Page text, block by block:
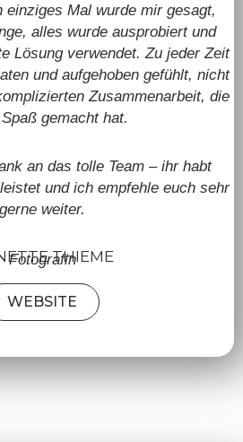
Mal wurde mir gesagt,
alles wurde ausprobiert und
Lösung verwendet. Zu jeder Zeit
und aufgehoben gefühlt, nicht
Zusammenarbeit, die
gemacht hat.
an das tolle Team – ihr habt
und ich empfehle euch sehr
gerne weiter.
THIEME
Fotografin
WEBSITE